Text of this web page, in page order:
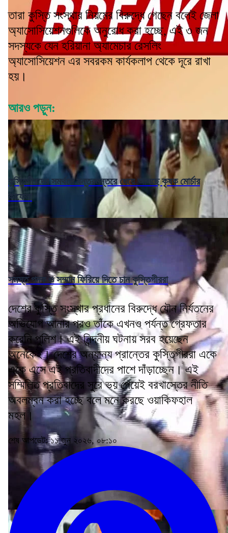
তারা কুস্তি সংস্থার নিয়মের বিরুদ্ধে গেছেন বলেই জেলা
অ্যাসোসিয়েশনগুলিকে অনুরোধ করা হচ্ছে, এই ৩ জন
সদস্যকে যেন হরিয়ানা অ্যামেচার রেসলিং
অ্যাসোসিয়েশন এর সবরকম কার্যকলাপ থেকে দূরে রাখা
হয়।
আরও পড়ুন:
কুস্তিগীরদের সমর্থনে যন্তরমন্তরে ধেয়ে আসছে কৃষক মোর্চার
কাফেলা
সমস্ত পদক ও সম্মান ফিরিয়ে দিতে চান কুস্তিগীররা
দেশের কুস্তি সংস্থার প্রধানের বিরুদ্ধে যৌন নির্যতনের
অভিযোগ আনার পরও তাঁকে এখনও পর্যন্ত গ্রেফতার
করেনি পুলিশ। এই নিন্দনীয় ঘটনায় সরব হয়েছেন
অনেকেই। দেশের অন্যান্য প্রান্তের কুস্তিগীররা একে
একে এসে এই প্রতিবাদীদের পাশে দাঁড়াচ্ছেন। এই
সম্মিলিত প্রতিবাদের সুরে ভয় পেয়েই বরখাস্তের নীতি
অবলম্বন করা হচ্ছে বলে মনে করছে ওয়াকিফহাল
মহল।
শেষ আপডেট: ১১ জুন ২০২৬, ০৮:১০